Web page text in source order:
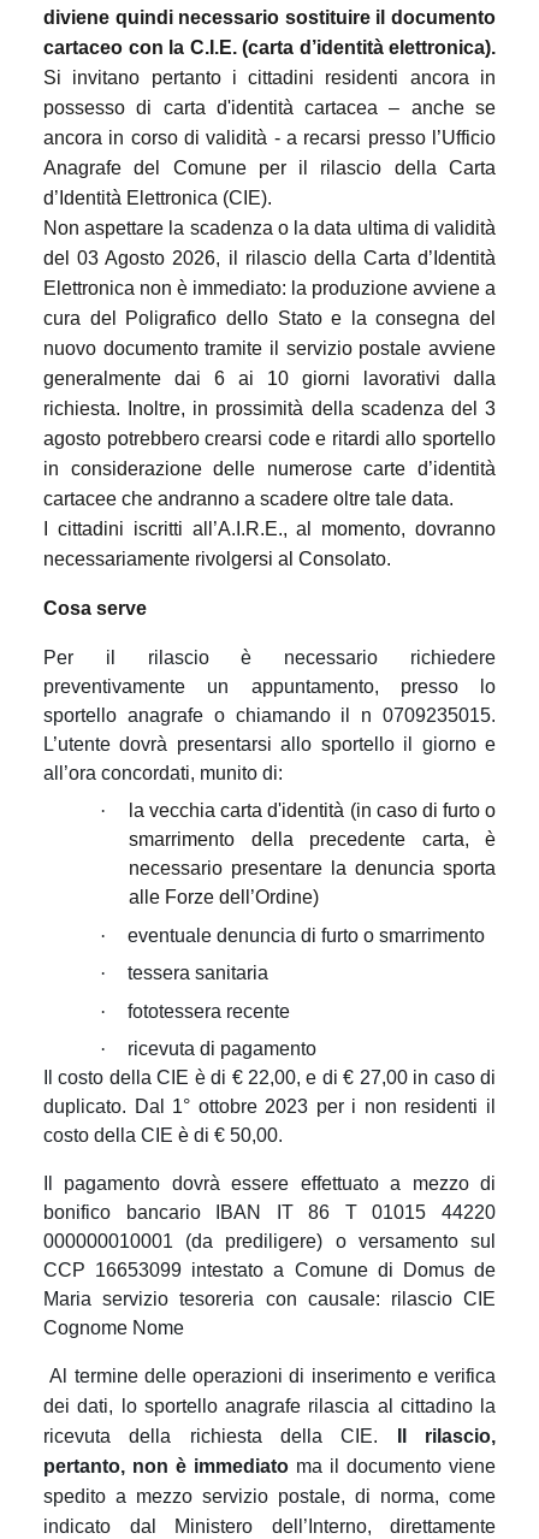
diviene quindi necessario sostituire il documento
cartaceo con la C.I.E. (carta d’identità elettronica).
Si invitano pertanto i cittadini residenti ancora in
possesso di carta d'identità cartacea – anche se
ancora in corso di validità - a recarsi presso l’Ufficio
Anagrafe del Comune per il rilascio della Carta
d’Identità Elettronica (CIE).
Non aspettare la scadenza o la data ultima di validità
del 03 Agosto 2026, il rilascio della Carta d’Identità
Elettronica non è immediato: la produzione avviene a
cura del Poligrafico dello Stato e la consegna del
nuovo documento tramite il servizio postale avviene
generalmente dai 6 ai 10 giorni lavorativi dalla
richiesta. Inoltre, in prossimità della scadenza del 3
agosto potrebbero crearsi code e ritardi allo sportello
in considerazione delle numerose carte d’identità
cartacee che andranno a scadere oltre tale data.
I cittadini iscritti all’A.I.R.E., al momento, dovranno
necessariamente rivolgersi al Consolato.
Cosa serve
Per il rilascio è necessario richiedere
preventivamente un appuntamento, presso lo
sportello anagrafe o chiamando il n 0709235015.
L’utente dovrà presentarsi allo sportello il giorno e
all’ora concordati, munito di:
·
la vecchia carta d'identità (in caso di furto o
smarrimento della precedente carta, è
necessario presentare la denuncia sporta
alle Forze dell’Ordine)
·
eventuale denuncia di furto o smarrimento
·
tessera sanitaria
·
fototessera recente
·
ricevuta di pagamento
Il costo della CIE è di € 22,00, e di € 27,00 in caso di
duplicato. Dal 1° ottobre 2023 per i non residenti il
costo della CIE è di € 50,00.
Il pagamento dovrà essere effettuato a mezzo di
bonifico bancario IBAN IT 86 T 01015 44220
000000010001 (da prediligere) o versamento sul
CCP 16653099 intestato a Comune di Domus de
Maria servizio tesoreria con causale: rilascio CIE
Cognome Nome
Al termine delle operazioni di inserimento e verifica
dei dati, lo sportello anagrafe rilascia al cittadino la
ricevuta della richiesta della CIE.
Il rilascio,
pertanto, non è immediato ma il documento viene
spedito a mezzo servizio postale, di norma, come
indicato dal Ministero dell’Interno, direttamente